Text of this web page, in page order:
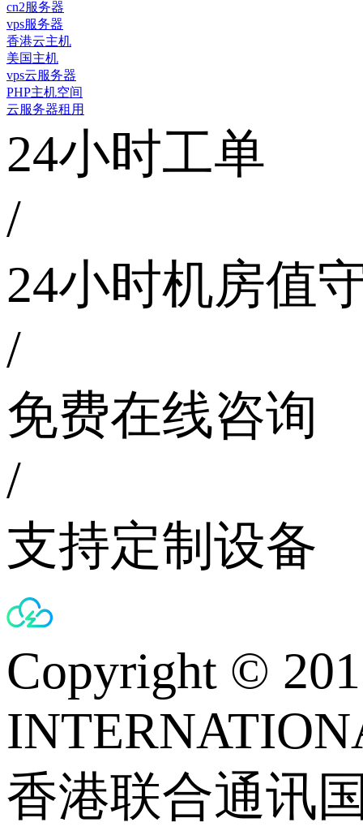
cn2服务器
vps服务器
香港云主机
美国主机
vps云服务器
PHP主机空间
云服务器租用
24小时工单
/
24小时机房值
/
免费在线咨询
/
支持定制设备
Copyright ©
香港联合通讯